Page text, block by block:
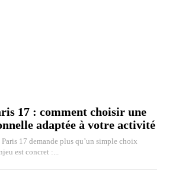
17 : comment choisir une
adaptée à votre activité
17 demande plus qu’un simple choix
est concret :...